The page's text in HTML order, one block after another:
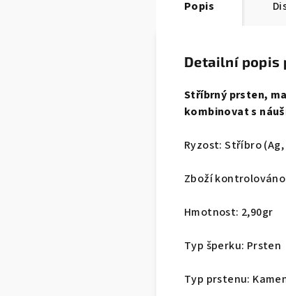
Popis
Detailní popis
Stříbrný prsten,
kombinovat s
Ryzost: Stříbro (Ag,
Zboží
Hmotnost: 2,90gr
Typ šperku: Prsten
Typ prstenu: